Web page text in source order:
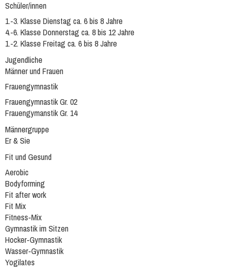
Schüler/innen
1.-3. Klasse Dienstag ca. 6 bis 8 Jahre
4.-6. Klasse Donnerstag ca. 8 bis 12 Jahre
1.-2. Klasse Freitag ca. 6 bis 8 Jahre
Jugendliche
Männer und Frauen
Frauengymnastik
Frauengymnastik Gr. 02
Frauengymanstik Gr. 14
Männergruppe
Er & Sie
Fit und Gesund
Aerobic
Bodyforming
Fit after work
Fit Mix
Fitness-Mix
Gymnastik im Sitzen
Hocker-Gymnastik
Wasser-Gymnastik
Yogilates